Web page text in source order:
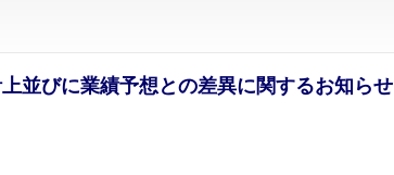
並びに業績予想との差異に関するお知らせ